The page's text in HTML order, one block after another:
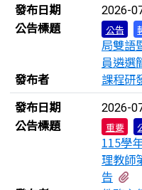
發布日期
2026-
公告標題 公告
局雙語
員遴選
發布者
課程研
發布日期
2026-
公告標題 重要
115學
理教師
告